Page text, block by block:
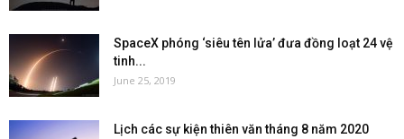
SpaceX phóng ‘siêu tên lửa’ đưa đồng loạt 24 vệ
tinh...
June 25, 2019
Lịch các sự kiện thiên văn tháng 8 năm 2020